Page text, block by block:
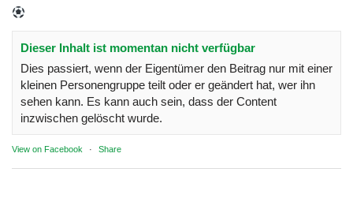
Dieser Inhalt ist momentan nicht verfügbar
Dies passiert, wenn der Eigentümer den Beitrag nur mit einer
kleinen Personengruppe teilt oder er geändert hat, wer ihn
sehen kann. Es kann auch sein, dass der Content
inzwischen gelöscht wurde.
View on Facebook · Share